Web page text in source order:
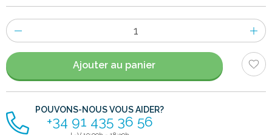
Nombre
d'items
Ajouter au panier
POUVONS-NOUS VOUS AIDER?
+34 91 435 36 56